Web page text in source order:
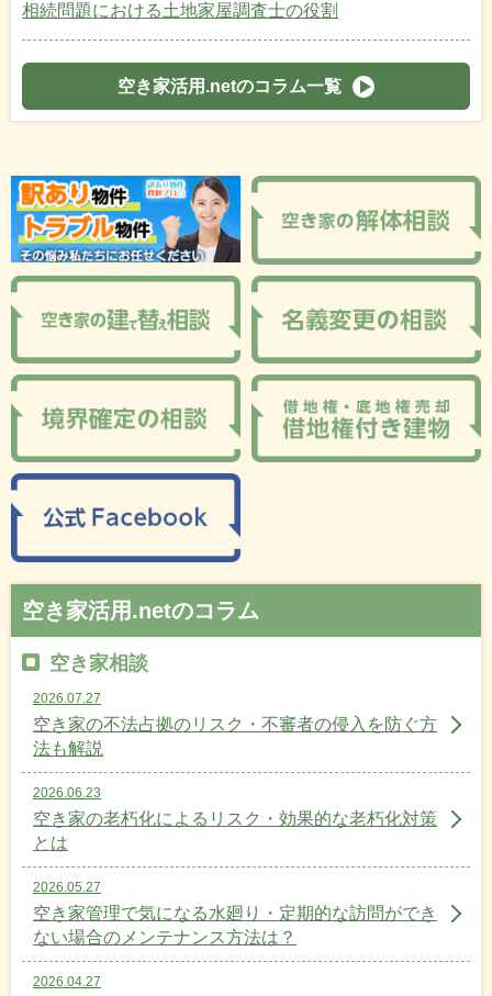
相続問題における土地家屋調査士の役割
空き家活用.netのコラム一覧
空き家活用.netのコラム
空き家相談
2026.07.27
空き家の不法占拠のリスク・不審者の侵入を防ぐ方
法も解説
2026.06.23
空き家の老朽化によるリスク・効果的な老朽化対策
とは
2026.05.27
空き家管理で気になる水廻り・定期的な訪問ができ
ない場合のメンテナンス方法は？
2026.04.27